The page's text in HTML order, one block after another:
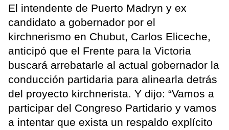
El intendente de Puerto Madryn y ex
candidato a gobernador por el
kirchnerismo en Chubut, Carlos Eliceche,
anticipó que el Frente para la Victoria
buscará arrebatarle al actual gobernador la
conducción partidaria para alinearla detrás
del proyecto kirchnerista. Y dijo: “Vamos a
participar del Congreso Partidario y vamos
a intentar que exista un respaldo explícito